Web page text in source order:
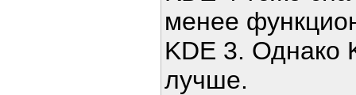
менее
KDE 3. Однако
лучше.